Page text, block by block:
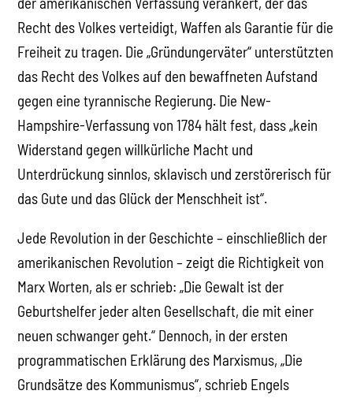
Recht des Volkes verteidigt, Waffen als Garantie für die
Freiheit zu tragen. Die „Gründungerväter“ unterstützten
das Recht des Volkes auf den bewaffneten Aufstand
gegen eine tyrannische Regierung. Die New-
Hampshire-Verfassung von 1784 hält fest, dass „kein
Widerstand gegen willkürliche Macht und
Unterdrückung sinnlos, sklavisch und zerstörerisch für
das Gute und das Glück der Menschheit ist“.
Jede Revolution in der Geschichte – einschließlich der
amerikanischen Revolution – zeigt die Richtigkeit von
Marx Worten, als er schrieb: „Die Gewalt ist der
Geburtshelfer jeder alten Gesellschaft, die mit einer
neuen schwanger geht.“ Dennoch, in der ersten
programmatischen Erklärung des Marxismus, „Die
Grundsätze des Kommunismus“, schrieb Engels